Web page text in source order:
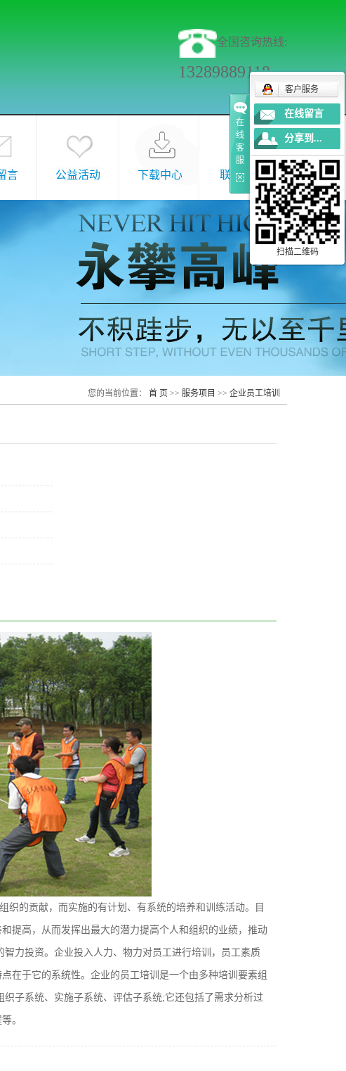
全国咨询热线:
13289889118
言 公益活动 下载中心 联系我们
您的当前位置： 首 页 >> 服务项目 >> 企业员工培训
织的贡献，而实施的有计划、有系统的培养和训练活动。目
提高，从而发挥出最大的潜力提高个人和组织的业绩，推动
力投资。企业投入人力、物力对员工进行培训，员工素质
在于它的系统性。企业的员工培训是一个由多种培训要素组
子系统、实施子系统、评估子系统;它还包括了需求分析过
。
在
线
客
服
客户服务
在线留言
分享到...
扫描二维码